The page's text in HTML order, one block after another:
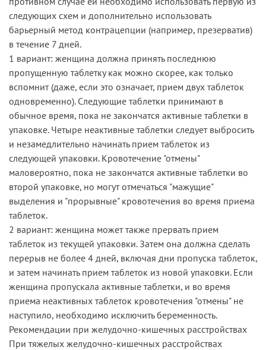
следующих схем и дополнительно использовать
барьерный метод контрацепции (например, презерватив)
в течение 7 дней.
1 вариант: женщина должна принять последнюю
пропущенную таблетку как можно скорее, как только
вспомнит (даже, если это означает, прием двух таблеток
одновременно). Следующие таблетки принимают в
обычное время, пока не закончатся активные таблетки в
упаковке. Четыре неактивные таблетки следует выбросить
и незамедлительно начинать прием таблеток из
следующей упаковки. Кровотечение "отмены"
маловероятно, пока не закончатся активные таблетки во
второй упаковке, но могут отмечаться "мажущие"
выделения и "прорывные" кровотечения во время приема
таблеток.
2 вариант: женщина может также прервать прием
таблеток из текущей упаковки. Затем она должна сделать
перерыв не более 4 дней, включая дни пропуска таблеток,
и затем начинать прием таблеток из новой упаковки. Если
женщина пропускала активные таблетки, и во время
приема неактивных таблеток кровотечения "отмены" не
наступило, необходимо исключить беременность.
Рекомендации при желудочно-кишечных расстройствах
При тяжелых желудочно-кишечных расстройствах